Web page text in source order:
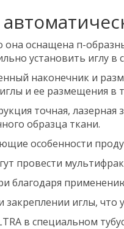
она оснащена п-
установить иглу в
наконечник и
и ее размещения в
точная,
образца ткани.
особенности
провести
иглы, что
в специальном